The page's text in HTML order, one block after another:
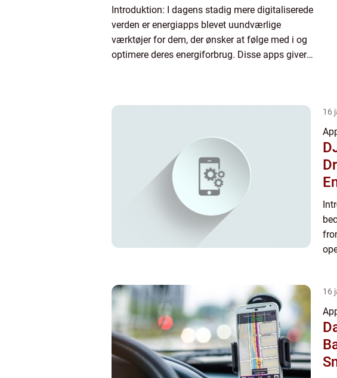
Introduktion: I dagens stadig mere digitaliserede
verden er energiapps blevet uundværlige
værktøjer for dem, der ønsker at følge med i og
optimere deres energiforbrug. Disse apps giver
16
16